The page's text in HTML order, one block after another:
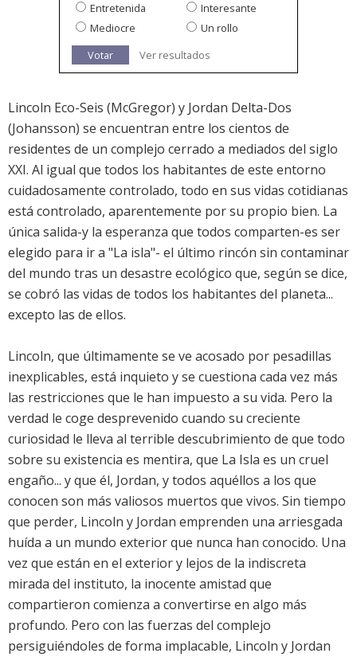
Entretenida
Interesante
Mediocre
Un rollo
Votar
Ver resultados
Lincoln Eco-Seis (McGregor) y Jordan Delta-Dos
(Johansson) se encuentran entre los cientos de
residentes de un complejo cerrado a mediados del siglo
XXI. Al igual que todos los habitantes de este entorno
cuidadosamente controlado, todo en sus vidas cotidianas
está controlado, aparentemente por su propio bien. La
única salida-y la esperanza que todos comparten-es ser
elegido para ir a "La isla"- el último rincón sin contaminar
del mundo tras un desastre ecológico que, según se dice,
se cobró las vidas de todos los habitantes del planeta...
excepto las de ellos.
Lincoln, que últimamente se ve acosado por pesadillas
inexplicables, está inquieto y se cuestiona cada vez más
las restricciones que le han impuesto a su vida. Pero la
verdad le coge desprevenido cuando su creciente
curiosidad le lleva al terrible descubrimiento de que todo
sobre su existencia es mentira, que La Isla es un cruel
engaño... y que él, Jordan, y todos aquéllos a los que
conocen son más valiosos muertos que vivos. Sin tiempo
que perder, Lincoln y Jordan emprenden una arriesgada
huída a un mundo exterior que nunca han conocido. Una
vez que están en el exterior y lejos de la indiscreta
mirada del instituto, la inocente amistad que
compartieron comienza a convertirse en algo más
profundo. Pero con las fuerzas del complejo
persiguiéndoles de forma implacable, Lincoln y Jordan